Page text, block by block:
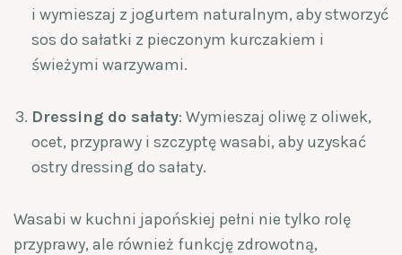
i wymieszaj z jogurtem naturalnym, aby stworzyć
sos do sałatki z pieczonym kurczakiem i
świeżymi warzywami.
Dressing do sałaty: Wymieszaj oliwę z oliwek,
ocet, przyprawy i szczyptę wasabi, aby uzyskać
ostry dressing do sałaty.
Wasabi w kuchni japońskiej pełni nie tylko rolę
przyprawy, ale również funkcję zdrowotną,